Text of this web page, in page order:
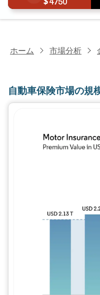
ホーム 市場分析
自動車保険市場の規